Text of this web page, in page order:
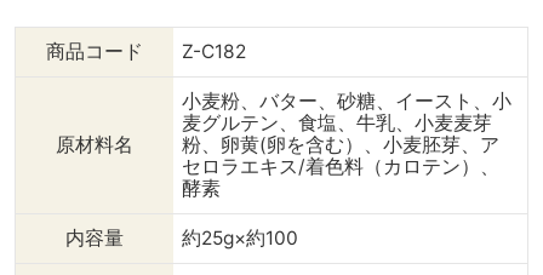
商品コード Z-C182
原材料名
小麦粉、バター、砂糖、イースト、小
麦グルテン、食塩、牛乳、小麦麦芽
粉、卵黄(卵を含む）、小麦胚芽、ア
セロラエキス/着色料（カロテン）、
酵素
内容量 約25g×約100